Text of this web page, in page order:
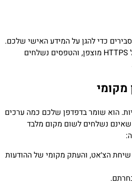
כדי להגן על המידע האישי שלכם.
האתר משתמש בפרוטוקול HTTPS מוצפן, והטפסים נשלחים
הוא שומר בדפדפן שלכם כמה ערכים
נשלחים לשום מקום מלבד
הצ׳אט, והעתק מקומי של ההודעות